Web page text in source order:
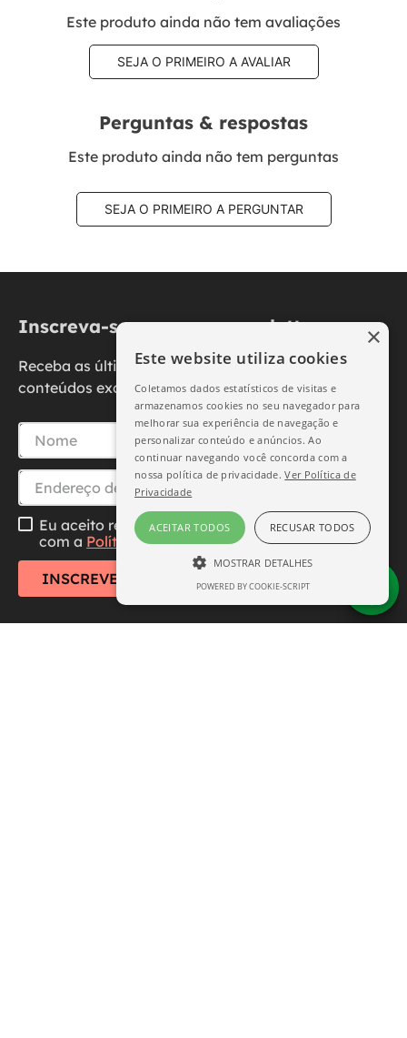
Este produto ainda não tem avaliações
SEJA O PRIMEIRO A AVALIAR
Perguntas & respostas
Este produto ainda não tem perguntas
SEJA O PRIMEIRO A PERGUNTAR
Inscreva-se na nossa newsletter
Receba as últimas novidades, promoções e
conteúdos exclusivos diretamente no seu e-mail.
Eu aceito receber essa newsletter, li e concordo
com a Política de Privacidade
INSCREVER-SE
Este website utiliza cookies
Coletamos dados estatísticos de visitas e
armazenamos cookies no seu navegador para
melhorar sua experiência de navegação e
personalizar conteúdo e anúncios. Ao
continuar navegando você concorda com a
nossa política de privacidade.Ver Política de
Privacidade
ACEITAR TODOS RECUSAR TODOS
MOSTRAR DETALHES
ESTRITAMENTE NECESSÁRIO
POWERED BY COOKIE-SCRIPT
×